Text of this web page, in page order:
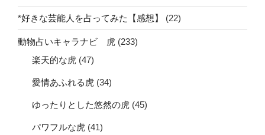
*好きな芸能人を占ってみた【感想】 (22)
動物占いキャラナビ 虎 (233)
楽天的な虎 (47)
愛情あふれる虎 (34)
ゆったりとした悠然の虎 (45)
パワフルな虎 (41)